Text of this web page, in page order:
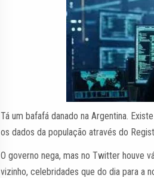
Tá um bafafá danado na Argentina.
os dados da população através do
O governo nega, mas no Twitter houve
vizinho, celebridades que do dia para a